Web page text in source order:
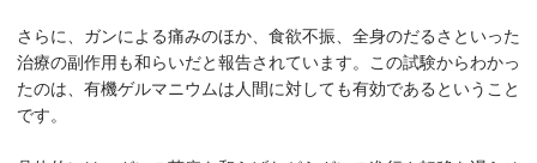
さらに、ガンによる痛みのほか、食欲不振、全身のだるさといった
治療の副作用も和らいだと報告されています。この試験からわかっ
たのは、有機ゲルマニウムは人間に対しても有効であるということ
です。